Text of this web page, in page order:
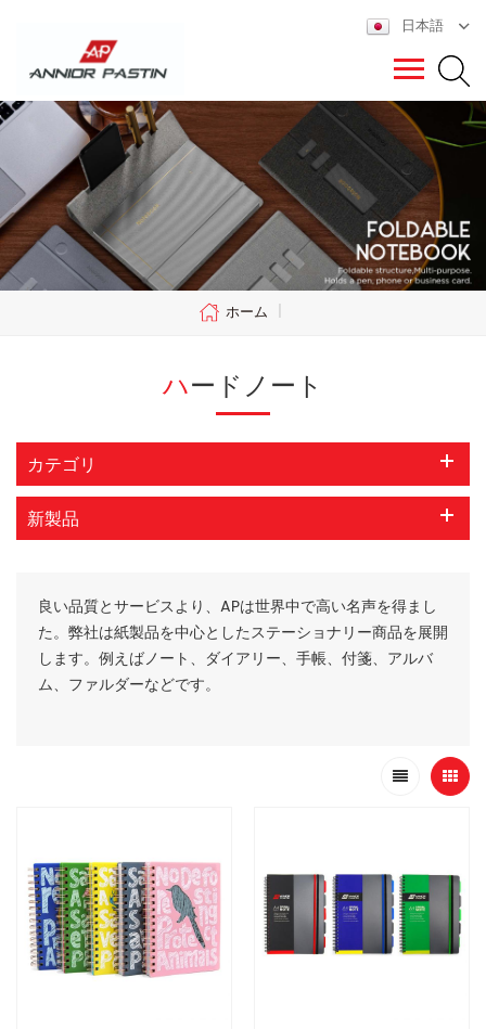
日本語
ホーム |
ハードノート
カテゴリ
新製品
良い品質とサービスより、APは世界中で高い名声を得まし
た。弊社は紙製品を中心としたステーショナリー商品を展開
します。例えばノート、ダイアリー、手帳、付箋、アルバ
ム、ファルダーなどです。